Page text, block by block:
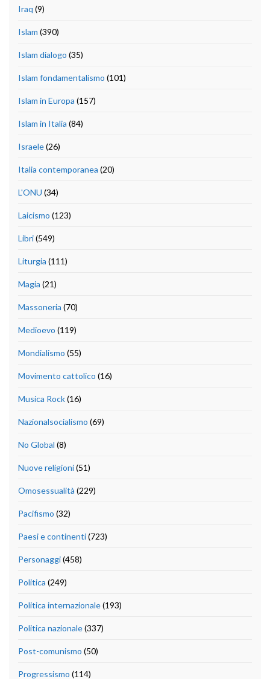
Iraq (9)
Islam (390)
Islam dialogo (35)
Islam fondamentalismo (101)
Islam in Europa (157)
Islam in Italia (84)
Israele(26)
Italia contemporanea (20)
L'ONU (34)
Laicismo (123)
Libri(549)
Liturgia (111)
Magia (21)
Massoneria (70)
Medioevo (119)
Mondialismo (55)
Movimento cattolico (16)
Musica Rock(16)
Nazionalsocialismo (69)
No Global (8)
Nuove religioni(51)
Omosessualità (229)
Pacifismo (32)
Paesi e continenti(723)
Personaggi(458)
Politica (249)
Politica internazionale(193)
Politica nazionale(337)
Post-comunismo (50)
Progressismo (114)